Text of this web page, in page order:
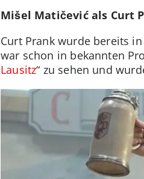
Mišel Matičević als Curt
Curt Prank wurde bereits
war schon in bekannten
Lausitz“ zu sehen und